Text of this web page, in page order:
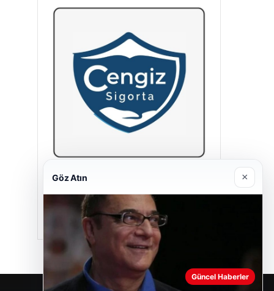
Cengiz Sigorta
23/06/2026
Göz Atın ×
Güncel Haberler